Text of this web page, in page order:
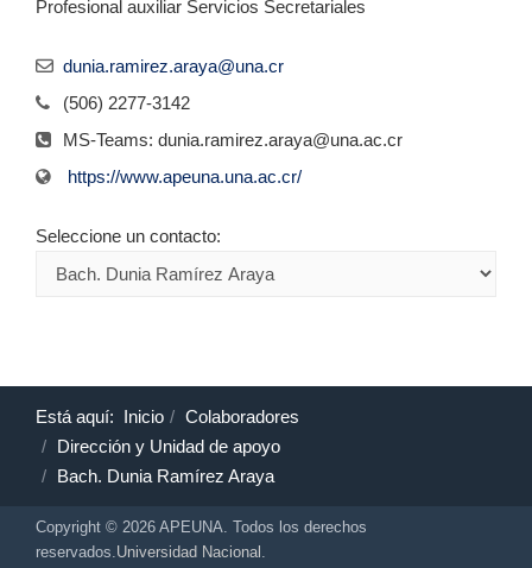
Profesional auxiliar Servicios Secretariales
dunia.ramirez.araya@una.cr
(506) 2277-3142
MS-Teams: dunia.ramirez.araya@una.ac.cr
https://www.apeuna.una.ac.cr/
Seleccione un contacto:
Está aquí: Inicio
Colaboradores
Dirección y Unidad de apoyo
Bach. Dunia Ramírez Araya
Copyright © 2026 APEUNA. Todos los derechos
reservados. Universidad Nacional